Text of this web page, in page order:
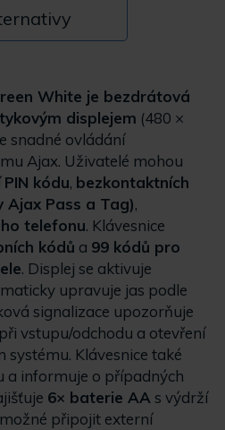
White je bezdrátová
displejem (480 ×
snadné ovládání
Ajax. Uživatelé mohou
PIN kódu, bezkontaktních
Ajax Pass a Tag),
telefonu. Klávesnice
kódů a 99 kódů pro
. Displej se aktivuje
upravuje jas podle
signalizace upozorňuje
vstupu/odchodu a otevření
Klávesnice také
a informuje o případných
6× baterie AA s výdrží
připojit externí